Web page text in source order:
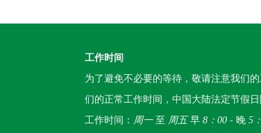
工作时间
为了避免不必要的等待，敬请注意我们
们的正常工作时间，中国大陆法定节假日
工作时间： 周一至 周五早 8：00 - 晚 5